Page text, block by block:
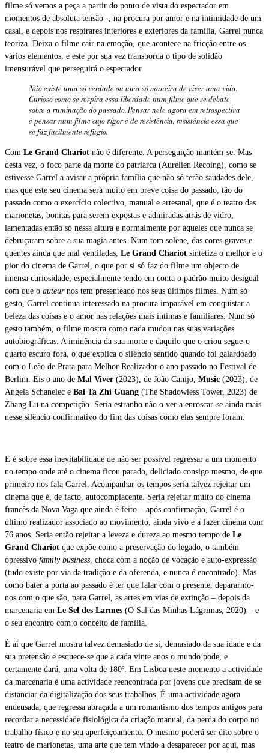
filme só vemos a peça a partir do ponto de vista do espectador em
momentos de absoluta tensão -, na procura por amor e na intimidade de um
casal, e depois nos respirares interiores e exteriores da família, Garrel nunca
teoriza. Deixa o filme cair na emoção, que acontece na fricção entre os
vários elementos, e este por sua vez transborda o tipo de solidão
imensurável que perseguirá o espectador.
Não existe uma só verdade ou uma só maneira de viver uma vida.
Curioso como se respira essa liberdade num filme que se debate
sobre a ruminação do passado. Pensar nele agora em retrospectiva
é pensar num filme cujo vigor é de resistência, resistência essa que
se faz facilmente refúgio.
Com Le Grand Chariot não é diferente. A perseguição mantém-se. Mas
desta vez, o foco parte da morte do patriarca (Aurélien Recoing), como se
estivesse Garrel a avisar a própria família que não só terão saudades dele,
mas que este seu cinema será muito em breve coisa do passado, tão do
passado como o exercício colectivo, manual e artesanal, que é o teatro das
marionetas, bonitas para serem expostas e admiradas atrás de vidro,
lamentadas então só nessa altura e normalmente por aqueles que nunca se
debruçaram sobre a sua magia antes. Num tom solene, das cores graves e
quentes ainda que mal ventiladas, Le Grand Chariot sintetiza o melhor e o
pior do cinema de Garrel, o que por si só faz do filme um objecto de
imensa curiosidade, especialmente tendo em conta o padrão muito desigual
com que o auteurnos tem presenteado nos seus últimos filmes. Num só
gesto, Garrel continua interessado na procura imparável em conquistar a
beleza das coisas e o amor nas relações mais íntimas e familiares. Num só
gesto também, o filme mostra como nada mudou nas suas variações
autobiográficas. A iminência da sua morte e daquilo que o criou segue-o
quarto escuro fora, o que explica o silêncio sentido quando foi galardoado
com o Leão de Prata para Melhor Realizador o ano passado no Festival de
Berlim. Eis o ano de Mal Viver (2023), de João Canijo, Music (2023), de
Angela Schanelec e Bai Ta Zhi Guang (The Shadowless Tower, 2023) de
Zhang Lu na competição. Seria estranho não o ver a enroscar-se ainda mais
nesse silêncio confirmativo do fim das coisas como elas sempre foram.
E é sobre essa inevitabilidade de não ser possível regressar a um momento
no tempo onde até o cinema ficou parado, deliciado consigo mesmo, de que
primeiro nos fala Garrel. Acompanhar os tempos seria talvez rejeitar um
cinema que é, de facto, autocomplacente. Seria rejeitar muito do cinema
francês da Nova Vaga que ainda é feito – após confirmação, Garrel é o
último realizador associado ao movimento, ainda vivo e a fazer cinema com
76 anos. Seria então rejeitar a leveza e dureza ao mesmo tempo de Le
Grand Chariot que expõe como a preservação do legado, o também
opressivo family business , choca com a noção de vocação e auto-expressão
(tudo existe por via da tradição e da oferenda, e nunca é encontrado). Mas
como bater a porta ao passado é ter que falar com o presente, depararmo-
nos com o que são, para Garrel, as artes em vias de extinção – depois da
marcenaria em Le Sel des Larmes (O Sal das Minhas Lágrimas, 2020) – e
o seu encontro com o conceito de família.
É aí que Garrel mostra talvez demasiado de si, demasiado da sua idade e da
sua pretensão e esquece-se que a cada vinte anos o mundo pode, e
certamente dará, uma volta de 180º. Em Lisboa neste momento a actividade
da marcenaria é uma actividade reencontrada por jovens que precisam de se
distanciar da digitalização dos seus trabalhos. É uma actividade agora
endeusada, que regressa abraçada a um romantismo dos tempos antigos para
recordar a necessidade fisiológica da criação manual, da perda do corpo no
trabalho físico e no seu aperfeiçoamento. O mesmo poderá ser dito sobre o
teatro de marionetas, uma arte que tem vindo a desaparecer por aqui, mas